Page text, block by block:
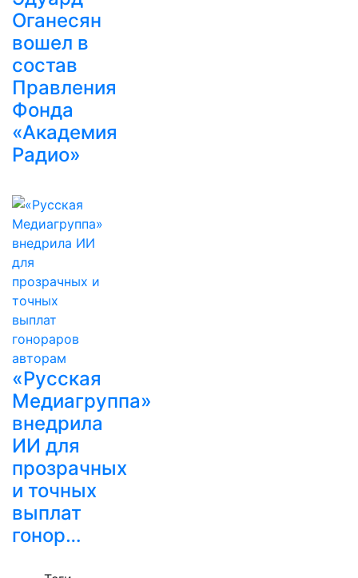
Оганесян
вошел в
состав
Правления
Фонда
«Академия
Радио»
«Русская
Медиагруппа»
внедрила
ИИ для
прозрачных
и точных
выплат
гонор…